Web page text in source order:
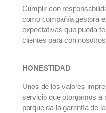
Cumplir con
como compañía gestora
expectativas que pueda
clientes para con
HONESTIDAD
Unos de los valores
servicio que otorgamos a
porque da la garantía de